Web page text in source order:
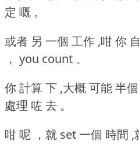
定 嘅 。
或者 另 一個 工作 ,咁 你
， you count 。
你 計算 下 ,大概 可能 半
處理 咗 去 。
咁 呢 ，就 set 一個 時間 ,